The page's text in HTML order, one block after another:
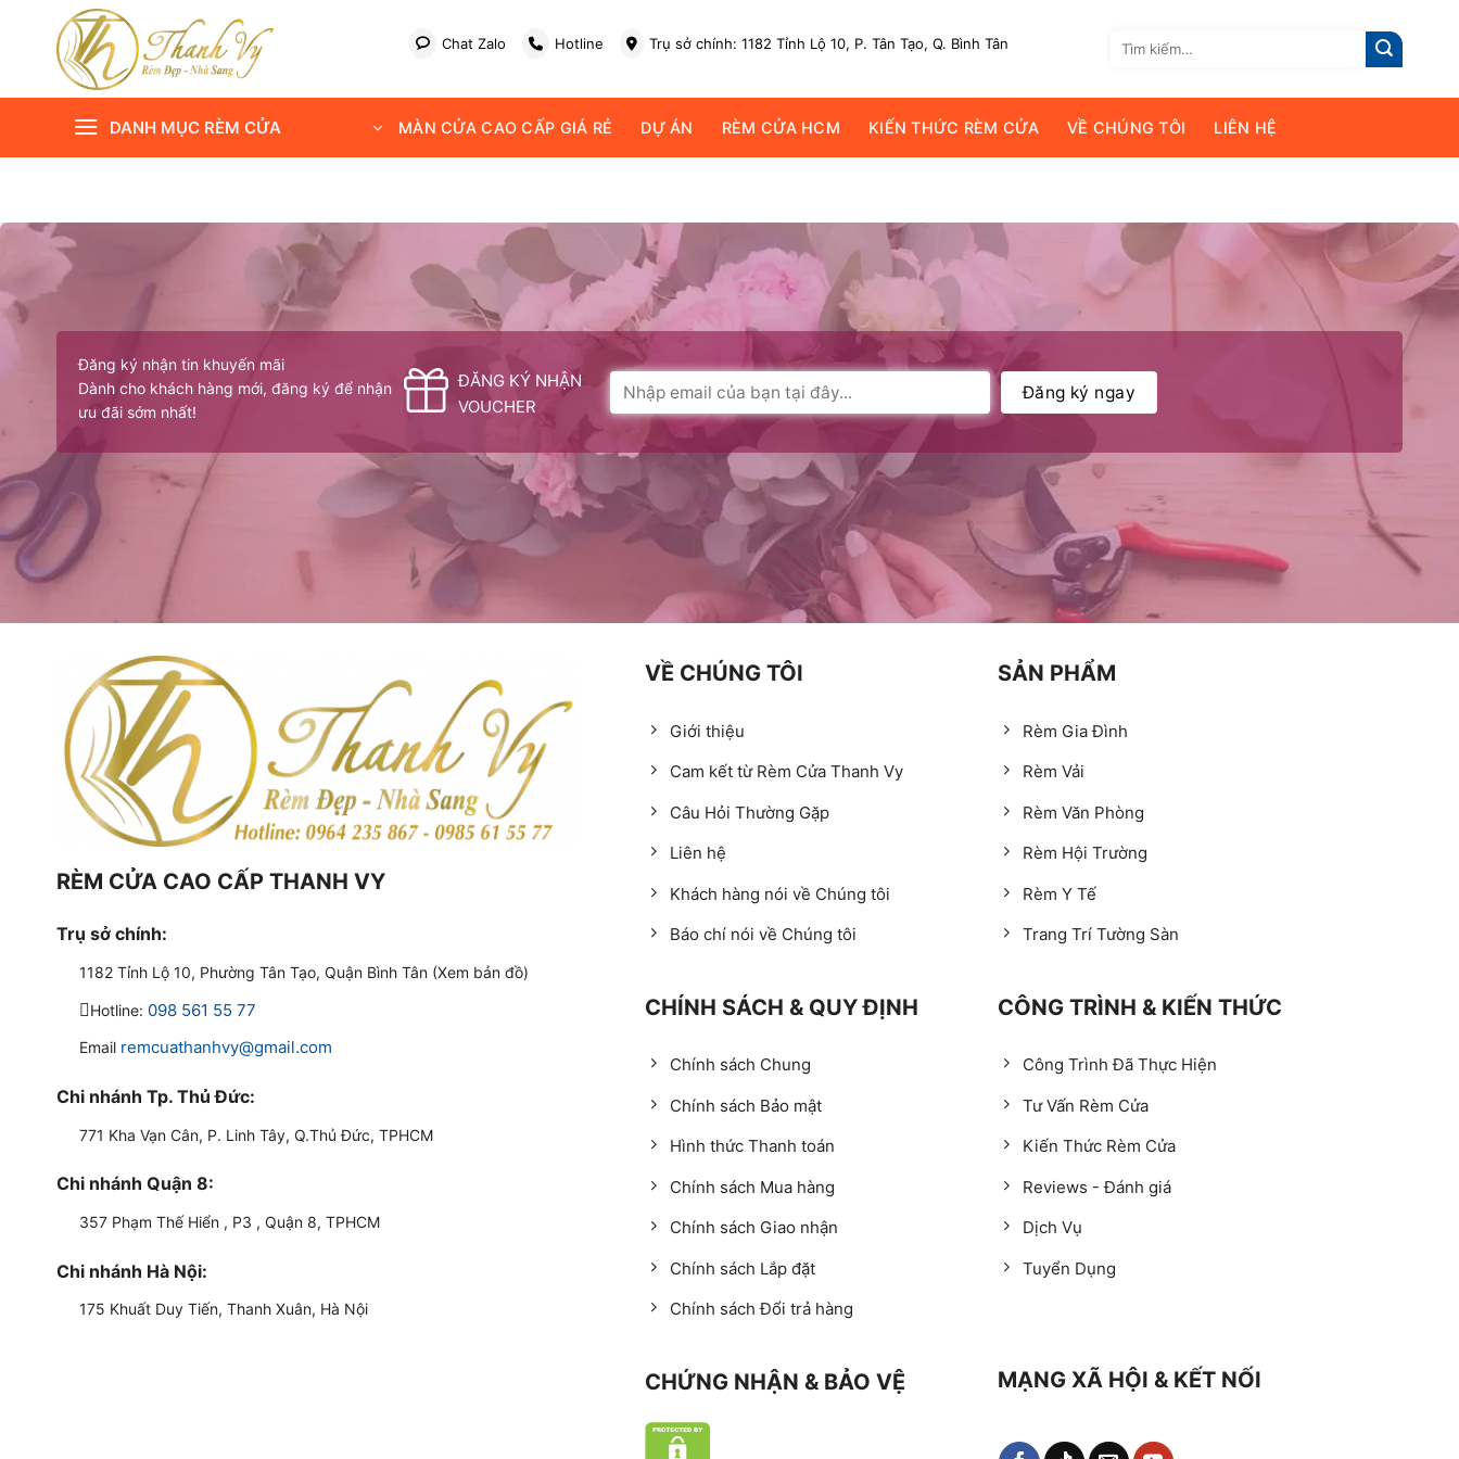
dung
Chat Zalo Hotline Trụ sở chính: 1182 Tỉnh Lộ 10, P. Tân Tạo, Q. Bình Tân
Tìm
DANH MỤC RÈM CỬA MÀN CỬA CAO CẤP GIÁ RẺ DỰ ÁN RÈM CỬA HCM KIẾN THỨC RÈM CỬA VỀ CHÚNG TÔI LIÊN HỆ
Đăng ký nhận tin khuyến mãi
Dành cho khách hàng mới, đăng ký để nhận
ưu đãi sớm nhất!
ĐĂNG KÝ NHẬN
VOUCHER
RÈM CỬA CAO CẤP THANH VY
Trụ sở chính:
1182 Tỉnh Lộ 10, Phường Tân Tạo, Quận Bình Tân (Xem bản đồ)
Hotline: 098 561 55 77
Email remcuathanhvy@gmail.com
Chi nhánh Tp. Thủ Đức:
771 Kha Vạn Cân, P. Linh Tây, Q.Thủ Đức, TPHCM
Chi nhánh Quận 8:
357 Phạm Thế Hiển , P3 , Quận 8, TPHCM
Chi nhánh Hà Nội:
175 Khuất Duy Tiến, Thanh Xuân, Hà Nội
VỀ CHÚNG TÔI
Giới thiệu
Cam kết từ Rèm Cửa Thanh Vy
Câu Hỏi Thường Gặp
Liên hệ
Khách hàng nói về Chúng tôi
Báo chí nói về Chúng tôi
CHÍNH SÁCH & QUY ĐỊNH
Chính sách Chung
Chính sách Bảo mật
Hình thức Thanh toán
Chính sách Mua hàng
Chính sách Giao nhận
Chính sách Lắp đặt
Chính sách Đổi trả hàng
CHỨNG NHẬN & BẢO VỆ
SẢN PHẨM
Rèm Gia Đình
Rèm Vải
Rèm Văn Phòng
Rèm Hội Trường
Rèm Y Tế
Trang Trí Tường Sàn
CÔNG TRÌNH & KIẾN THỨC
Công Trình Đã Thực Hiện
Tư Vấn Rèm Cửa
Kiến Thức Rèm Cửa
Reviews - Đánh giá
Dịch Vụ
Tuyển Dụng
MẠNG XÃ HỘI & KẾT NỐI